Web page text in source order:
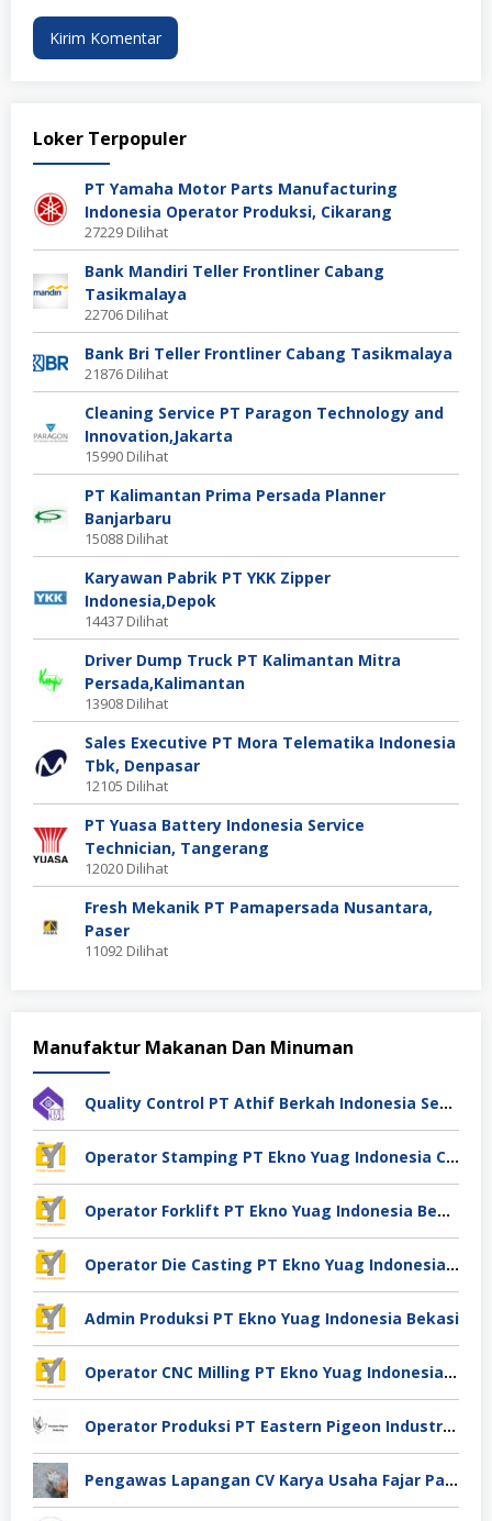
Loker Terpopuler
PT Yamaha Motor Parts Manufacturing
Indonesia Operator Produksi, Cikarang
27229 Dilihat
Bank Mandiri Teller Frontliner Cabang
Tasikmalaya
22706 Dilihat
Bank Bri Teller Frontliner Cabang Tasikmalaya
21876 Dilihat
Cleaning Service PT Paragon Technology and
Innovation,Jakarta
15990 Dilihat
PT Kalimantan Prima Persada Planner
Banjarbaru
15088 Dilihat
Karyawan Pabrik PT YKK Zipper
Indonesia,Depok
14437 Dilihat
Driver Dump Truck PT Kalimantan Mitra
Persada,Kalimantan
13908 Dilihat
Sales Executive PT Mora Telematika Indonesia
Tbk, Denpasar
12105 Dilihat
PT Yuasa Battery Indonesia Service
Technician, Tangerang
12020 Dilihat
Fresh Mekanik PT Pamapersada Nusantara,
Paser
11092 Dilihat
Manufaktur Makanan Dan Minuman
Quality Control PT Athif Berkah Indonesia Semarang
Operator Stamping PT Ekno Yuag Indonesia Cikarang
Operator Forklift PT Ekno Yuag Indonesia Bekasi
Operator Die Casting PT Ekno Yuag Indonesia Bekasi
Admin Produksi PT Ekno Yuag Indonesia Bekasi
Operator CNC Milling PT Ekno Yuag Indonesia Bekasi
Operator Produksi PT Eastern Pigeon Industry Deli Serdang
Pengawas Lapangan CV Karya Usaha Fajar Pasuruan